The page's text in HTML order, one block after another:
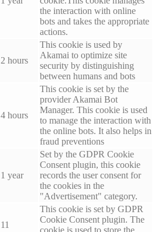
the interaction with online
bots and takes the appropriate
actions.
2 hours
This cookie is used by
Akamai to optimize site
security by distinguishing
between humans and bots
4 hours
This cookie is set by the
provider Akamai Bot
Manager. This cookie is used
to manage the interaction with
the online bots. It also helps in
fraud preventions
1 year
Set by the GDPR Cookie
Consent plugin, this cookie
records the user consent for
the cookies in the
"Advertisement" category.
11
This cookie is set by GDPR
Cookie Consent plugin. The
cookie is used to store the